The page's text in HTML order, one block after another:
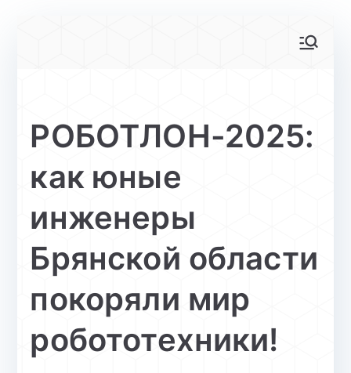
РОБОТЛОН-2025:
как юные
инженеры
Брянской области
покоряли мир
робототехники!